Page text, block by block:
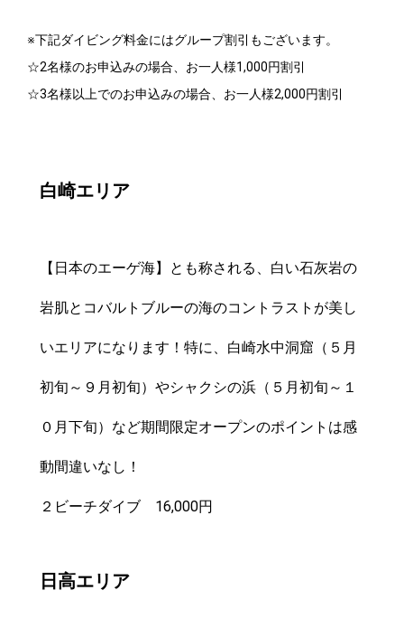
※下記ダイビング料金にはグループ割引もございます。
☆2名様のお申込みの場合、お一人様1,000円割引
☆3名様以上でのお申込みの場合、お一人様2,000円割引
白崎エリア
【日本のエーゲ海】とも称される、白い石灰岩の
岩肌とコバルトブルーの海のコントラストが美し
いエリアになります！特に、白崎水中洞窟（５月
初旬～９月初旬）やシャクシの浜（５月初旬～１
０月下旬）など期間限定オープンのポイントは感
動間違いなし！
２ビーチダイブ 16,000円
日高エリア